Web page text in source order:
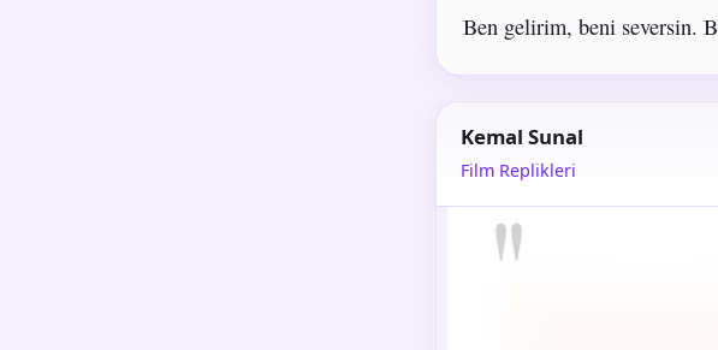
Ben gelirim, beni seversin.
Kemal Sunal
Film Replikleri